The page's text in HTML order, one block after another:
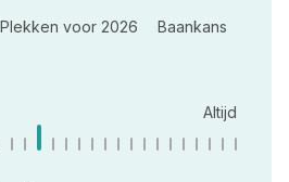
Plekken voor 2026 Baankans
Altijd